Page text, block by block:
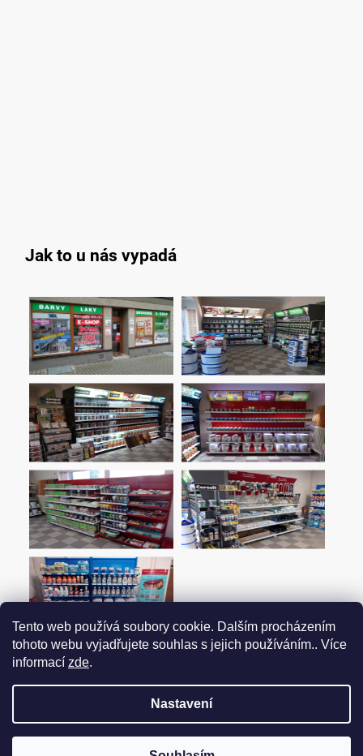
Tento web používá soubory cookie. Dalším procházením
tohoto webu vyjadřujete souhlas s jejich používáním.. Více
informací zde.
Nastavení
Jak to u nás vypadá